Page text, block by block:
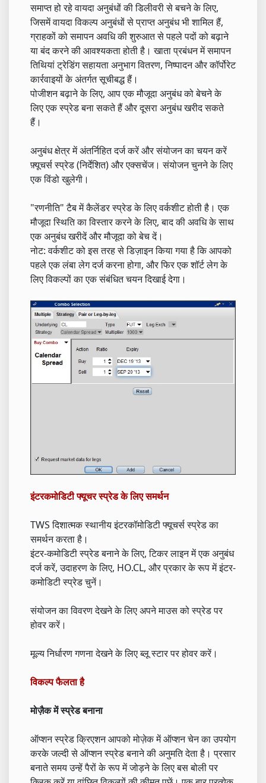
समाप्त हो रहे वायदा अनुबंधों की डिलीवरी से बचने के लिए,
जिसमें वायदा विकल्प अनुबंधों से प्राप्त अनुबंध भी शामिल हैं,
ग्राहकों को समापन अवधि की शुरुआत से पहले पदों को बढ़ाने
या बंद करने की आवश्यकता होती है। खाता प्रबंधन में समापन
तिथियां ट्रेडिंग सहायता अनुभाग वितरण, निष्पादन और कॉर्पोरेट
कार्रवाइयों के अंतर्गत सूचीबद्ध हैं।
पोजीशन बढ़ाने के लिए, आप एक मौजूदा अनुबंध को बेचने के
लिए एक स्प्रेड बना सकते हैं और दूसरा अनुबंध खरीद सकते
हैं।
अनुबंध क्षेत्र में अंतर्निहित दर्ज करें और संयोजन का चयन करें
फ़्यूचर्स स्प्रेड (निर्देशित) और एक्सचेंज। संयोजन चुनने के लिए
एक विंडो खुलेगी।
"रणनीति" टैब में कैलेंडर स्प्रेड के लिए वर्कशीट होती है। एक
मौजूदा स्थिति का विस्तार करने के लिए, बाद की अवधि के साथ
एक अनुबंध खरीदें और मौजूदा को बेच दें।
नोट: वर्कशीट को इस तरह से डिज़ाइन किया गया है कि आपको
पहले एक लंबा लेग दर्ज करना होगा, और फिर एक शॉर्ट लेग के
लिए विकल्पों का एक संबंधित चयन दिखाई देगा।
इंटरकमोडिटी फ्यूचर स्प्रेड के लिए समर्थन
TWS दिशात्मक स्थानीय इंटरकॉमोडिटी फ्यूचर्स स्प्रेड का
समर्थन करता है।
इंटर-कमोडिटी स्प्रेड बनाने के लिए, टिकर लाइन में एक अनुबंध
दर्ज करें, उदाहरण के लिए, HO.CL, और प्रकार के रूप में इंटर-
कमोडिटी स्प्रेड चुनें।
संयोजन का विवरण देखने के लिए अपने माउस को स्प्रेड पर
होवर करें।
मूल्य निर्धारण गणना देखने के लिए ब्लू स्टार पर होवर करें।
विकल्प फैलता है
मोज़ैक में स्प्रेड बनाना
ऑप्शन स्प्रेड क्रिएशन आपको मोज़ेक में ऑप्शन चेन का उपयोग
करके जल्दी से ऑप्शन स्प्रेड बनाने की अनुमति देता है। प्रसार
बनाते समय उन्हें पैरों के रूप में जोड़ने के लिए बस बोली पर